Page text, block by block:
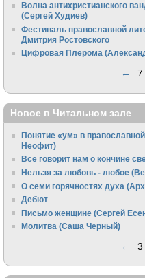
Волна антихристианского
(Сергей Худиев)
Фестиваль православной
Дмитрия Ростовского
Цифровая Плерома
← 7
Новое в Читальном зале
Понятие «ум» в
Неофит)
Всё говорит нам о кончине
Нельзя за любовь - любое
О семи горячностях духа
Дебют
Письмо женщине (Сергей
Молитва (Саша Черный)
← 3